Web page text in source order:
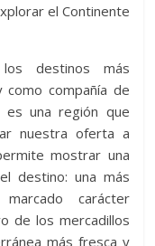
el Continente
destinos más
compañía de
es una región que
nuestra oferta a
mostrar una
destino: una más
carácter
de los mercadillos
más fresca y